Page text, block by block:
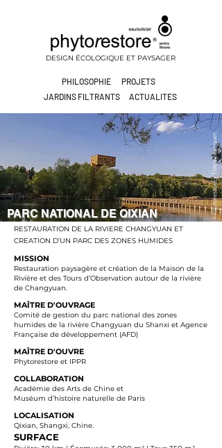
DESIGN ÉCOLOGIQUE ET PAYSAGER
PHILOSOPHIE
PROJETS
JARDINS FILTRANTS
ACTUALITES
PARC NATIONAL DE QIXIAN ©Phytorestore - Thierry Jacquet
RESTAURATION DE LA RIVIERE CHANGYUAN ET
CREATION D’UN PARC DES ZONES HUMIDES
MISSION
Restauration paysagère et création de la Maison de la
Rivière et des Tours d’Observation autour de la rivière
de Changyuan.
MAÎTRE D'OUVRAGE
Comité de gestion du parc national des zones
humides de la rivière Changyuan du Shanxi et Agence
Française de développement (AFD)
MAÎTRE D'OUVRE
Phytorestore et IPPR
COLLABORATION
Académie des Arts de Chine et
Muséum d’histoire naturelle de Paris
LOCALISATION
Qixian, Shangxi, Chine.
SURFACE